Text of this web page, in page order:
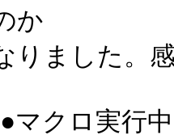
か
りました。
クロ実行